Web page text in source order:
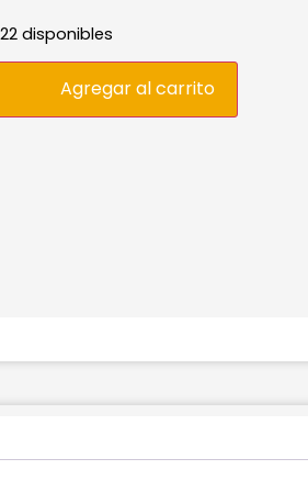
22 disponibles
Agregar al carrito